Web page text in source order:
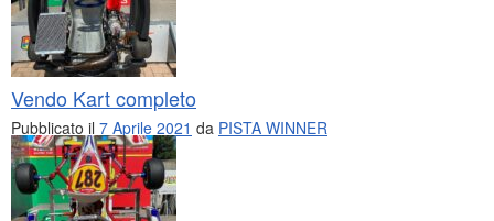
Vendo Kart completo
Pubblicato il 7 Aprile 2021 da PISTA WINNER